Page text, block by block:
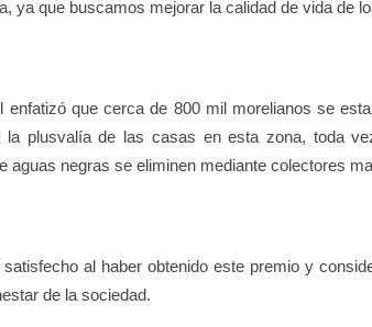
ya que buscamos mejorar la calidad de vida de
que cerca de 800 mil morelianos se
plusvalía de las casas en esta zona, toda
aguas negras se eliminen mediante colectores
al haber obtenido este premio y
de la sociedad.